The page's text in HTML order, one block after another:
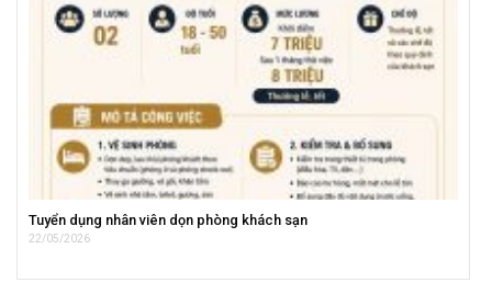
Tuyển dụng nhân viên dọn phòng khách sạn
22/05/2026